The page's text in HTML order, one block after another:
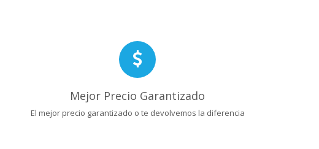
Mejor Precio Garantizado
El mejor precio garantizado o te devolvemos la diferencia